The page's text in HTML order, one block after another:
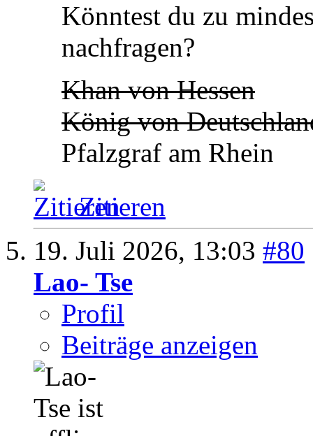
Könntest du zu
nachfragen?
Khan von Hessen
König von
Pfalzgraf am Rhein
Zitieren
19. Juli 2026, 13:03 #80
Lao- Tse
Profil
Beiträge anzeigen